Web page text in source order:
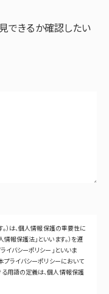
できるか確認したい
。）は、個人情報保護の重要性に
報保護法」といいます。）を遵
イバシーポリシー」といいま
プライバシーポリシーにおいて
用語の定義は、個人情報保護